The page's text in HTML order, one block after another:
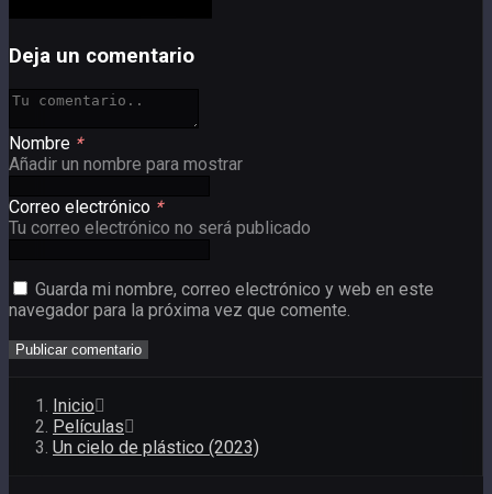
Deja un comentario
Nombre *
Añadir un nombre para mostrar
Correo electrónico *
Tu correo electrónico no será publicado
Guarda mi nombre, correo electrónico y web en este
navegador para la próxima vez que comente.
Inicio
Películas
Un cielo de plástico (2023)